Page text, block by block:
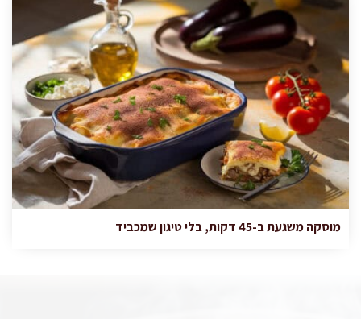
מוסקה משגעת ב-45 דקות, בלי טיגון שמכביד